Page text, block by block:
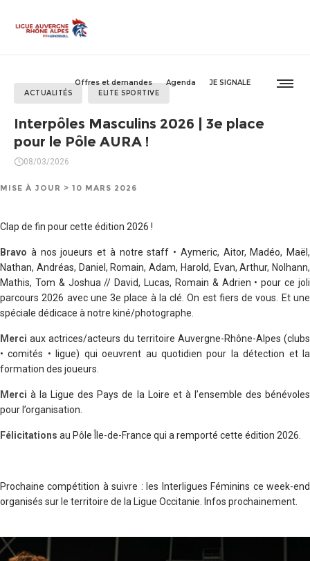
Offres et demandes Agenda
JE SIGNALE
ACTUALITÉS
ELITE SPORTIVE
Interpôles Masculins 2026 | 3e place
pour le Pôle AURA !
08/03/2026
MISE À JOUR > 10 MARS 2026
Clap de fin pour cette édition 2026 !
Bravo à nos joueurs et à notre staff • Aymeric, Aitor, Madéo, Maël,
Nathan, Andréas, Daniel, Romain, Adam, Harold, Evan, Arthur, Nolhann,
Mathis, Tom & Joshua // David, Lucas, Romain & Adrien • pour ce joli
parcours 2026 avec une 3e place à la clé. On est fiers de vous. Et une
spéciale dédicace à notre kiné/photographe.
Merci aux actrices/acteurs du territoire Auvergne-Rhône-Alpes (clubs
• comités • ligue) qui oeuvrent au quotidien pour la détection et la
formation des joueurs.
Merci à la Ligue des Pays de la Loire et à l’ensemble des bénévoles
pour l’organisation.
Félicitations au Pôle Île-de-France qui a remporté cette édition 2026.
Prochaine compétition à suivre : les Interligues Féminins ce week-end
organisés sur le territoire de la Ligue Occitanie. Infos prochainement.